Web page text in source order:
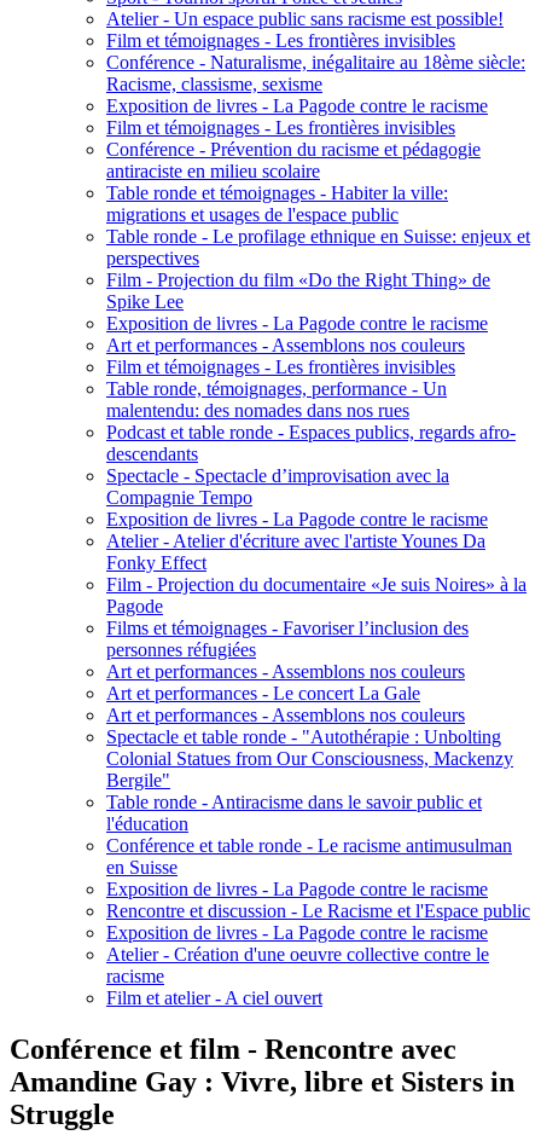
Atelier - Un espace public sans racisme est possible!
Film et témoignages - Les frontières invisibles
Conférence - Naturalisme, inégalitaire au 18ème siècle:
Racisme, classisme, sexisme
Exposition de livres - La Pagode contre le racisme
Film et témoignages - Les frontières invisibles
Conférence - Prévention du racisme et pédagogie
antiraciste en milieu scolaire
Table ronde et témoignages - Habiter la ville:
migrations et usages de l'espace public
Table ronde - Le profilage ethnique en Suisse: enjeux et
perspectives
Film - Projection du film «Do the Right Thing» de
Spike Lee
Exposition de livres - La Pagode contre le racisme
Art et performances - Assemblons nos couleurs
Film et témoignages - Les frontières invisibles
Table ronde, témoignages, performance - Un
malentendu: des nomades dans nos rues
Podcast et table ronde - Espaces publics, regards afro-
descendants
Spectacle - Spectacle d’improvisation avec la
Compagnie Tempo
Exposition de livres - La Pagode contre le racisme
Atelier - Atelier d'écriture avec l'artiste Younes Da
Fonky Effect
Film - Projection du documentaire «Je suis Noires» à la
Pagode
Films et témoignages - Favoriser l’inclusion des
personnes réfugiées
Art et performances - Assemblons nos couleurs
Art et performances - Le concert La Gale
Art et performances - Assemblons nos couleurs
Spectacle et table ronde - "Autothérapie : Unbolting
Colonial Statues from Our Consciousness, Mackenzy
Bergile"
Table ronde - Antiracisme dans le savoir public et
l'éducation
Conférence et table ronde - Le racisme antimusulman
en Suisse
Exposition de livres - La Pagode contre le racisme
Rencontre et discussion - Le Racisme et l'Espace public
Exposition de livres - La Pagode contre le racisme
Atelier - Création d'une oeuvre collective contre le
racisme
Film et atelier - A ciel ouvert
Conférence et film - Rencontre avec
Amandine Gay : Vivre, libre et Sisters in
Struggle